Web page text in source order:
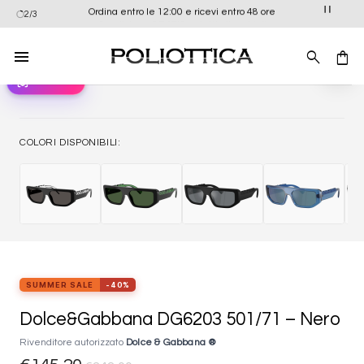
Salta
ai
contenuti
2/3 Ordina entro le 12:00 e ricevi entro 48 ore
view_in_ar
COLORI DISPONIBILI:
SUMMER SALE -40%
Dolce&Gabbana DG6203 501/71 – Nero
Rivenditore autorizzato Dolce & Gabbana ®